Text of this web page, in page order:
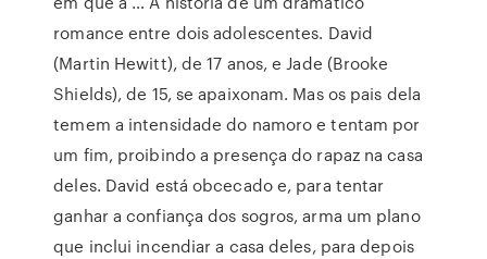
romance entre dois adolescentes. David
(Martin Hewitt), de 17 anos, e Jade (Brooke
Shields), de 15, se apaixonam. Mas os pais dela
temem a intensidade do namoro e tentam por
um fim, proibindo a presença do rapaz na casa
deles. David está obcecado e, para tentar
ganhar a confiança dos sogros, arma um plano
que inclui incendiar a casa deles, para depois